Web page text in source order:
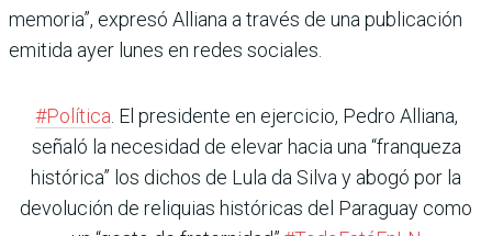
memoria”, expresó Alliana a través de una publicación
emitida ayer lunes en redes sociales.
#Política . El presidente en ejercicio, Pedro Alliana,
señaló la necesidad de elevar hacia una “franqueza
histórica” los dichos de Lula da Silva y abogó por la
devolución de reliquias históricas del Paraguay como